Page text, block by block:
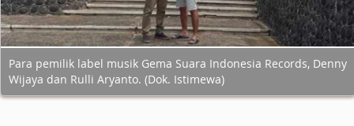
Para pemilik label musik Gema Suara Indonesia Records, Denny
Wijaya dan Rulli Aryanto. (Dok. Istimewa)